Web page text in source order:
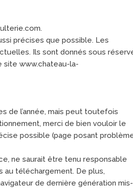
précises que possible. Les
Ils sont donnés sous
site www.chateau-la-
de l’année, mais peut toutefois
merci de bien vouloir le
possible (page posant
ne saurait être tenu responsable
au téléchargement. De plus,
de dernière génération mis-